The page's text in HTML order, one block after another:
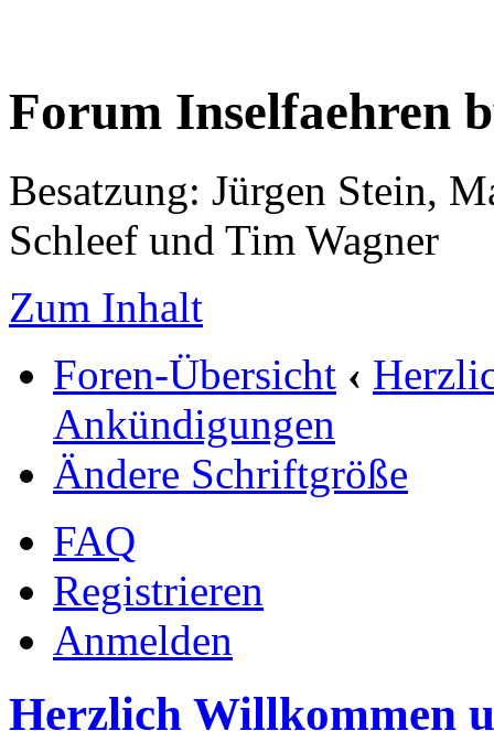
Forum Inselfaehren
Besatzung: Jürgen Stein,
Schleef und Tim Wagner
Zum Inhalt
Foren-Übersicht ‹
Ankündigungen
Ändere Schriftgröße
FAQ
Registrieren
Anmelden
Herzlich Willkommen